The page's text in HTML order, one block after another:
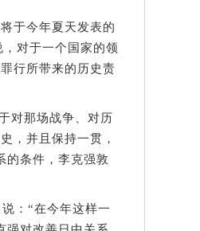
于今年夏天发表的
对于一个国家的领
行所带来的历史责
那场战争、对历
，并且保持一贯，
的条件，李克强敦
：“在今年这样一